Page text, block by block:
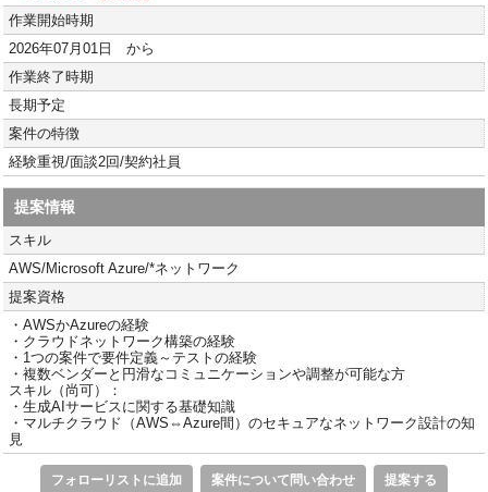
作業開始時期
2026年07月01日 から
作業終了時期
長期予定
案件の特徴
経験重視/面談2回/契約社員
提案情報
スキル
AWS/Microsoft Azure/*ネットワーク
提案資格
・AWSかAzureの経験
・クラウドネットワーク構築の経験
・1つの案件で要件定義～テストの経験
・複数ベンダーと円滑なコミュニケーションや調整が可能な方
スキル（尚可）：
・生成AIサービスに関する基礎知識
・マルチクラウド（AWS⇔Azure間）のセキュアなネットワーク設計の知
見
フォローリストに追加 案件について問い合わせ 提案する